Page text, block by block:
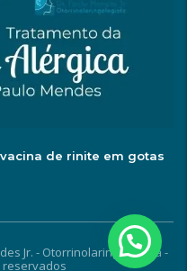
de rinite em gotas
Jr. - Otorrinolaringologista -
reservados